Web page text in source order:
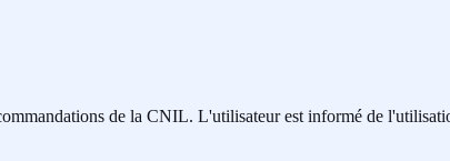
de la CNIL. L'utilisateur est informé de